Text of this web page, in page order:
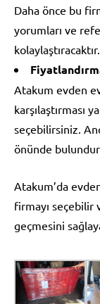
Daha önce bu
yorumları ve
kolaylaştıracaktır.
Atakum evden
karşılaştırması
seçebilirsiniz.
önünde
Atakum’da
firmayı seçebilir
geçmesini